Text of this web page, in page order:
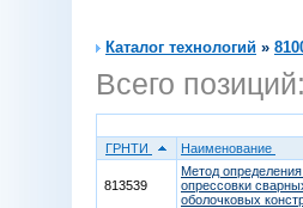
Каталог технологий »
Всего
ГРНТИ Наименование
813539
Метод
опрессовки
оболочковых